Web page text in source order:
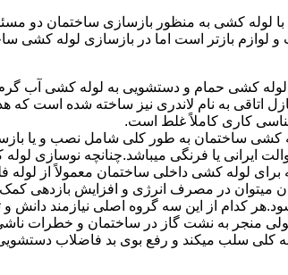
کشی به منظور بازسازی ساختمان دو
لوازم بازتر است اما در بازسازی لوله کشی
کشی حمام و دستشویی به لوله کشی آب گرم
اتاقی به نام لاندری نیز ساخته شده است
کاری کاملاً غلط است.
ساختمان به طور کلی شامل نصب و یا
یا فرنگی میباشد.چنانچه نوسازی لوله
میتوان در مصرف انرژی و افزایش بازدهی
کدام از این سه گروه اصلی نیازمند
منجر به نشت گاز در ساختمان و خطرات
به کلی سلب میکند و رفع بوی بد فاضلاب